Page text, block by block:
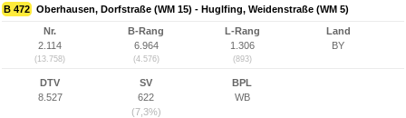
B 472 Oberhausen, Dorfstraße (WM 15) - Huglfing, Weidenstraße (WM 5)
Nr.
2.114
(13.758)
B-Rang
6.964
(4.576)
L-Rang
1.306
(893)
Land
BY
DTV
8.527
SV
622
(7,3%)
BPL
WB